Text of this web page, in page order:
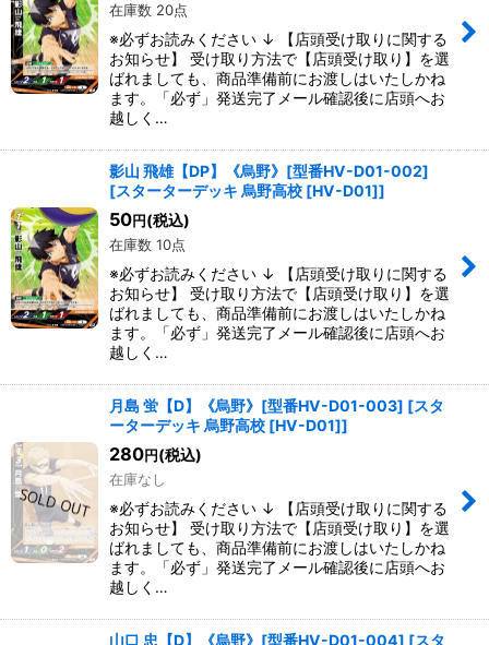
在庫数 20点
※必ずお読みください ↓ 【店頭受け取りに関する
お知らせ】 受け取り方法で【店頭受け取り】を選
ばれましても、商品準備前にお渡しはいたしかね
ます。「必ず」発送完了メール確認後に店頭へお
越しく…
影山 飛雄【DP】《烏野》[型番HV-D01-002]
[スターターデッキ 烏野高校 [HV-D01]]
50円 (税込)
在庫数 10点
※必ずお読みください ↓ 【店頭受け取りに関する
お知らせ】 受け取り方法で【店頭受け取り】を選
ばれましても、商品準備前にお渡しはいたしかね
ます。「必ず」発送完了メール確認後に店頭へお
越しく…
月島 蛍【D】《烏野》[型番HV-D01-003] [スタ
ーターデッキ 烏野高校 [HV-D01]]
280円 (税込)
在庫なし
※必ずお読みください ↓ 【店頭受け取りに関する
お知らせ】 受け取り方法で【店頭受け取り】を選
ばれましても、商品準備前にお渡しはいたしかね
ます。「必ず」発送完了メール確認後に店頭へお
越しく…
山口 忠【D】《烏野》[型番HV-D01-004] [スタ